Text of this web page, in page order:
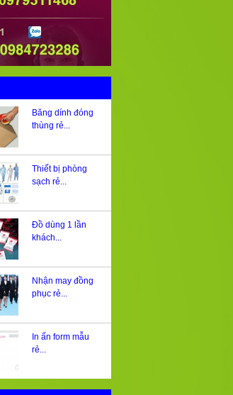
Băng dính đóng
thùng rẻ...
Thiết bị phòng
sạch rẻ...
Đồ dùng 1 lần
khách...
Nhận may đồng
phục rẻ...
In ấn form mẫu
rẻ...